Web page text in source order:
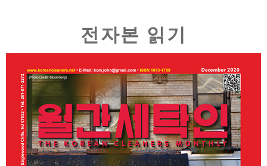
전자본 읽기